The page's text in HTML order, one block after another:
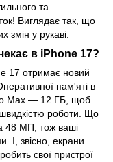
та
Виглядає так, що
змін у рукаві.
в iPhone 17?
17 отримає новий
пам'яті в
Max — 12 ГБ, щоб
роботи. Що
48 МП, тож ваші
І, звісно, екрани
свої пристрої